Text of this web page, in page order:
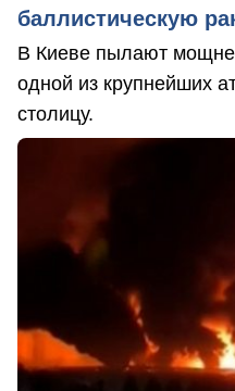
баллистическую
В Киеве пылают
одной из крупнейших
столицу.